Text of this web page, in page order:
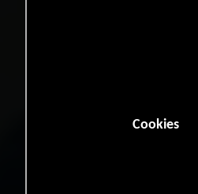
Cookies
1h 26m (86 minutos).